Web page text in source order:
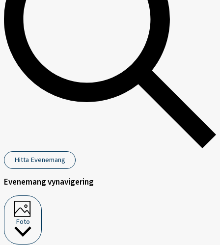
Hitta Evenemang
Evenemang vynavigering
Foto